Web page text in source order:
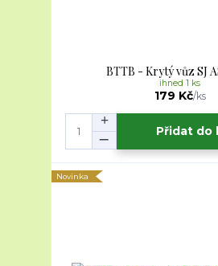
BTTB - Krytý vůz SJ
179 Kč/ks
ihned 1 ks
Přidat do
Novinka